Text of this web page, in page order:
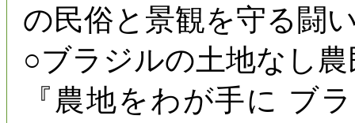
の民俗と景観を守る闘
○ブラジルの土地なし農
『農地をわが手に ブ